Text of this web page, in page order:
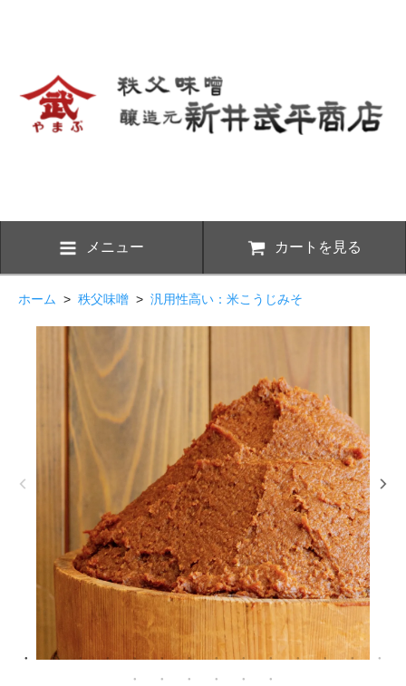
メニュー カートを見る
ホーム > 秩父味噌 > 汎用性高い：米こうじみそ